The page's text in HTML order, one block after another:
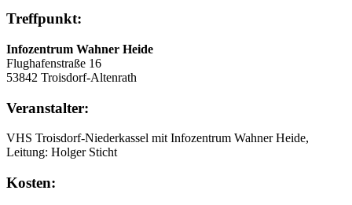
Treffpunkt:
Infozentrum Wahner Heide
Flughafenstraße 16
53842 Troisdorf-Altenrath
Veranstalter:
VHS Troisdorf-Niederkassel mit Infozentrum Wahner Heide,
Leitung: Holger Sticht
Kosten: